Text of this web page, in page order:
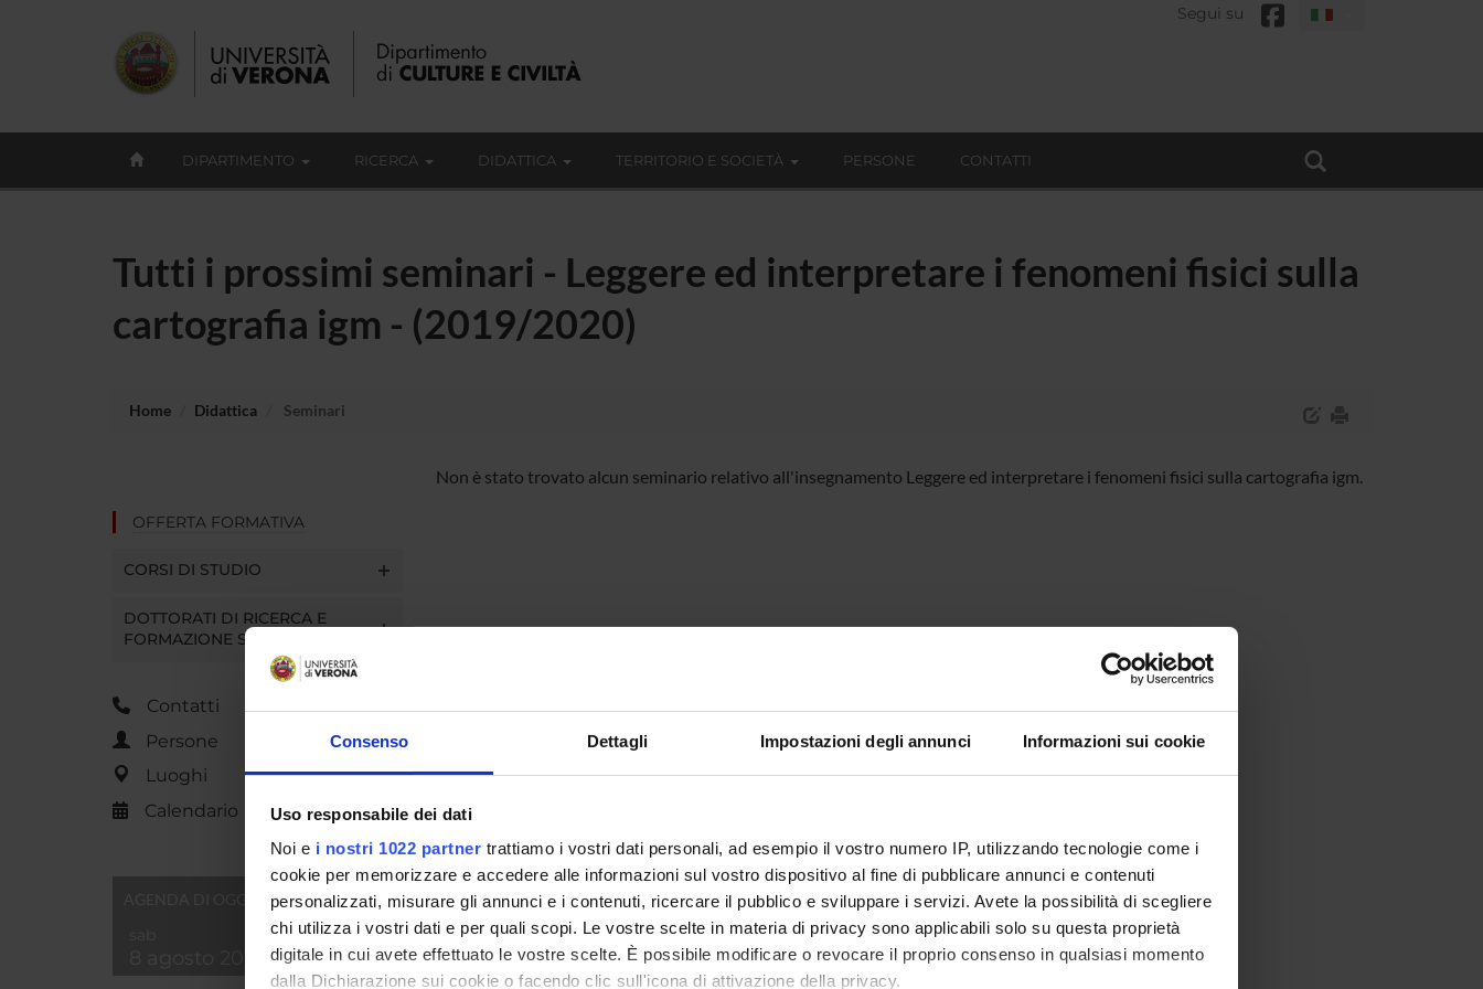
Consenso Dettagli Impostazioni degli annunci Informazioni sui cookie
Uso responsabile dei dati
Noi e i nostri 1022 partner trattiamo i vostri dati personali, ad esempio il vostro numero IP, utilizzando tecnologie come i
cookie per memorizzare e accedere alle informazioni sul vostro dispositivo al fine di pubblicare annunci e contenuti
personalizzati, misurare gli annunci e i contenuti, ricercare il pubblico e sviluppare i servizi. Avete la possibilità di scegliere
chi utilizza i vostri dati e per quali scopi. Le vostre scelte in materia di privacy sono applicabili solo su questa proprietà
digitale in cui avete effettuato le vostre scelte. È possibile modificare o revocare il proprio consenso in qualsiasi momento
dalla Dichiarazione sui cookie o facendo clic sull'icona di attivazione della privacy.
Segui su
DIPARTIMENTO RICERCA DIDATTICA TERRITORIO E SOCIETÀ PERSONE CONTATTI
Tutti i prossimi seminari - Leggere ed interpretare i fenomeni fisici sulla
cartografia igm - (2019/2020)
Home Didattica Seminari
OFFERTA FORMATIVA
CORSI DI STUDIO
DOTTORATI DI RICERCA E
FORMAZIONE SUPERIORE
Contatti
Persone
Luoghi
Calendario
Non è stato trovato alcun seminario relativo all'insegnamento Leggere ed interpretare i fenomeni fisici sulla cartografia igm.